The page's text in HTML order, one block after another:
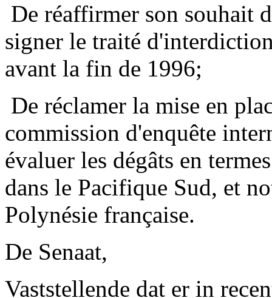
De réaffirmer son souhait
signer le traité
avant la fin de 1996;
De réclamer la mise en
commission d'enquête
évaluer les dégâts en
dans le Pacifique Sud, et
Polynésie française.
De Senaat,
Vaststellende dat er in